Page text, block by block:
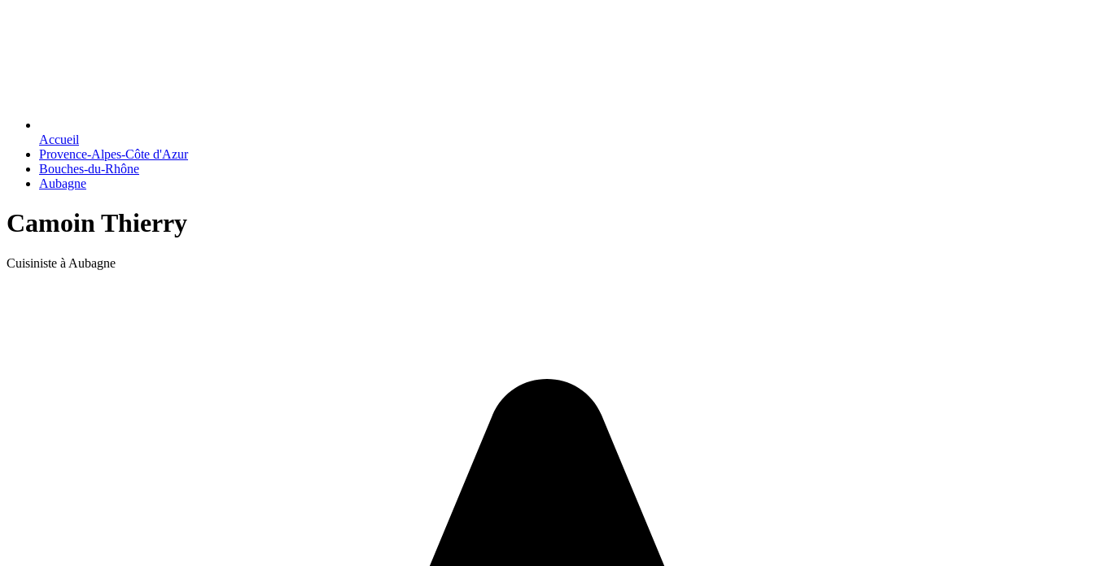
Accueil
Provence-Alpes-Côte d'Azur
Bouches-du-Rhône
Aubagne
Camoin Thierry
Cuisiniste à Aubagne